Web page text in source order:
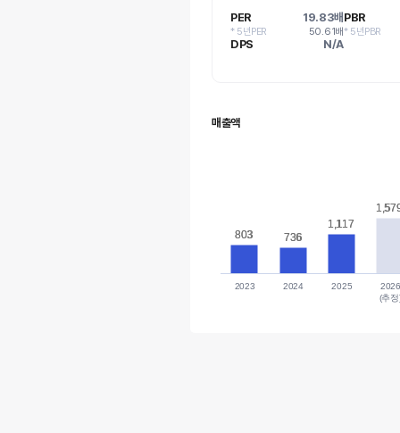
PER 19.83배
* 5년PER 50.61배
PBR
* 5년PBR
DPS N/A
매출액
803
803 736
736
1,117
1,117
2023 2024 2025
(추